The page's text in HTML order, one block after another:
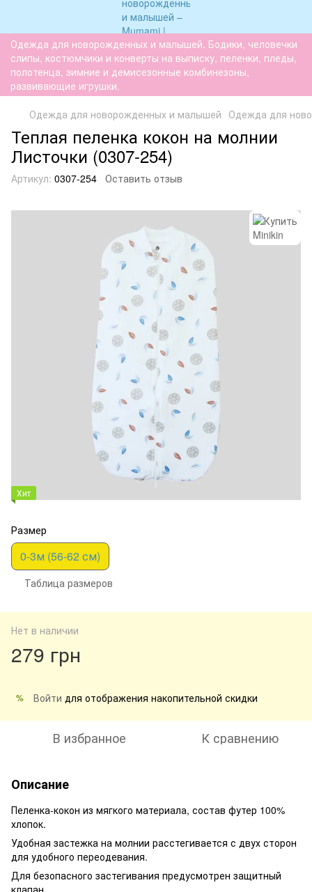
Одежда для новорожденных и малышей. Бодики, человечки
слипы, костюмчики и конверты на выписку, пеленки, пледы,
полотенца, зимние и демисезонные комбинезоны,
развивающие игрушки.
Одежда для новорожденных и малышей Одежда для
Теплая пеленка кокон на молнии
Листочки (0307-254)
Артикул: 0307-254 Оставить отзыв
Хит
Размер
0-3м (56-62 см)
Таблица размеров
Нет в наличии
279 грн
% Войти для отображения накопительной скидки
В избранное К сравнению
Описание
Пеленка-кокон из мягкого материала, состав футер 100%
хлопок.
Удобная застежка на молнии расстегивается с двух сторон
для удобного переодевания.
Для безопасного застегивания предусмотрен защитный
клапан.